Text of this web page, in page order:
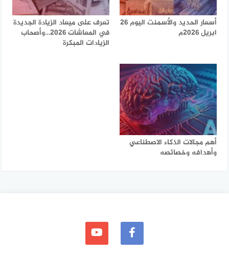
أسعار الحديد والأسمنت اليوم 26
ابريل 2026م
تعرف على ميعاد الزيادة الجديدة
في المعاشات 2026…وأصحاب
الزيادات المبكرة
أهم مجالات الذكاء الاصطناعي
وأهدافه وخصائصه